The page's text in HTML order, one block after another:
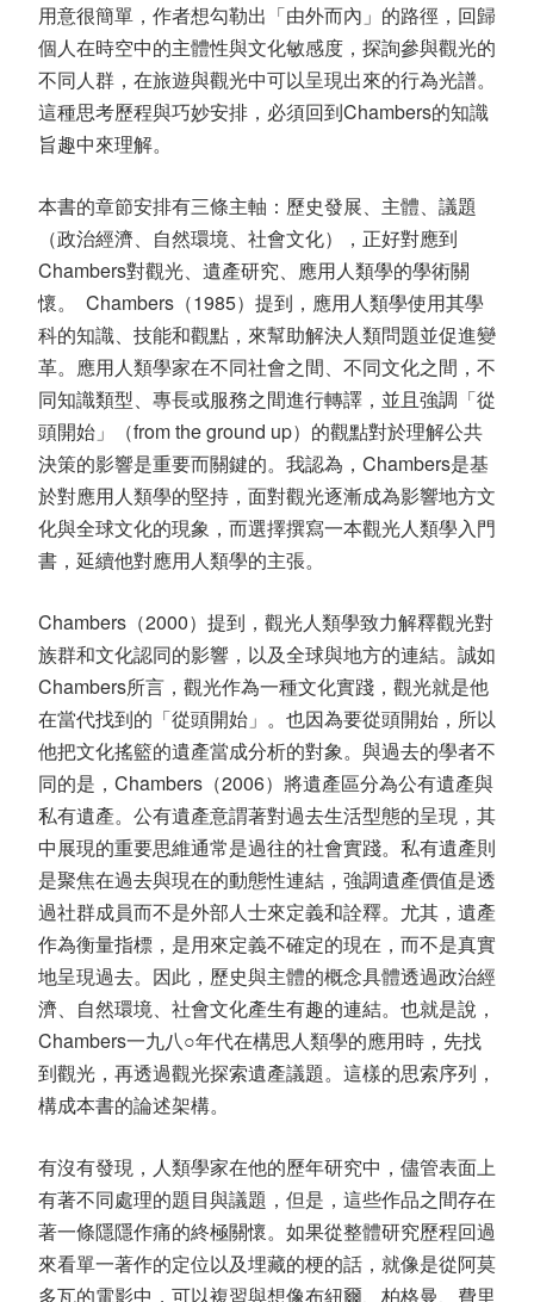
用意很簡單，作者想勾勒出「由外而內」的路徑，回歸
個人在時空中的主體性與文化敏感度，探詢參與觀光的
不同人群，在旅遊與觀光中可以呈現出來的行為光譜。
這種思考歷程與巧妙安排，必須回到Chambers的知識
旨趣中來理解。
本書的章節安排有三條主軸：歷史發展、主體、議題
（政治經濟、自然環境、社會文化），正好對應到
Chambers對觀光、遺產研究、應用人類學的學術關
懷。 Chambers（1985）提到，應用人類學使用其學
科的知識、技能和觀點，來幫助解決人類問題並促進變
革。應用人類學家在不同社會之間、不同文化之間，不
同知識類型、專長或服務之間進行轉譯，並且強調「從
頭開始」（from the ground up）的觀點對於理解公共
決策的影響是重要而關鍵的。我認為，Chambers是基
於對應用人類學的堅持，面對觀光逐漸成為影響地方文
化與全球文化的現象，而選擇撰寫一本觀光人類學入門
書，延續他對應用人類學的主張。
Chambers（2000）提到，觀光人類學致力解釋觀光對
族群和文化認同的影響，以及全球與地方的連結。誠如
Chambers所言，觀光作為一種文化實踐，觀光就是他
在當代找到的「從頭開始」。也因為要從頭開始，所以
他把文化搖籃的遺產當成分析的對象。與過去的學者不
同的是，Chambers（2006）將遺產區分為公有遺產與
私有遺產。公有遺產意謂著對過去生活型態的呈現，其
中展現的重要思維通常是過往的社會實踐。私有遺產則
是聚焦在過去與現在的動態性連結，強調遺產價值是透
過社群成員而不是外部人士來定義和詮釋。尤其，遺產
作為衡量指標，是用來定義不確定的現在，而不是真實
地呈現過去。因此，歷史與主體的概念具體透過政治經
濟、自然環境、社會文化產生有趣的連結。也就是說，
Chambers一九八○年代在構思人類學的應用時，先找
到觀光，再透過觀光探索遺產議題。這樣的思索序列，
構成本書的論述架構。
有沒有發現，人類學家在他的歷年研究中，儘管表面上
有著不同處理的題目與議題，但是，這些作品之間存在
著一條隱隱作痛的終極關懷。如果從整體研究歷程回過
來看單一著作的定位以及埋藏的梗的話，就像是從阿莫
多瓦的電影中，可以複習與想像布紐爾、柏格曼、費里